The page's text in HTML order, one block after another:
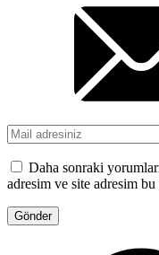
Daha sonraki
adresim ve site adresim bu